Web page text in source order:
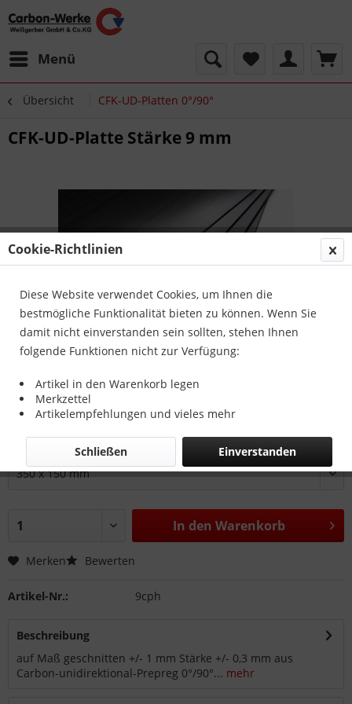
Menü
Übersicht CFK-UD-Platten 0°/90°
CFK-UD-Platte Stärke 9 mm
87,69 € *
inkl. MwSt.zzgl. Versandkosten
Lieferung auf Anfrage
In den Warenkorb
Merken Bewerten
Artikel-Nr.: 9cph
Beschreibung
auf Maß geschnitten +/- 1 mm Stärke +/- 0,3 mm aus
Carbon-unidirektional-Prepreg 0°/90°... mehr
Cookie-Richtlinien
Diese Website verwendet Cookies, um Ihnen die
bestmögliche Funktionalität bieten zu können. Wenn Sie
damit nicht einverstanden sein sollten, stehen Ihnen
folgende Funktionen nicht zur Verfügung:
Artikel in den Warenkorb legen
Merkzettel
Artikelempfehlungen und vieles mehr
Einverstanden
Schließen